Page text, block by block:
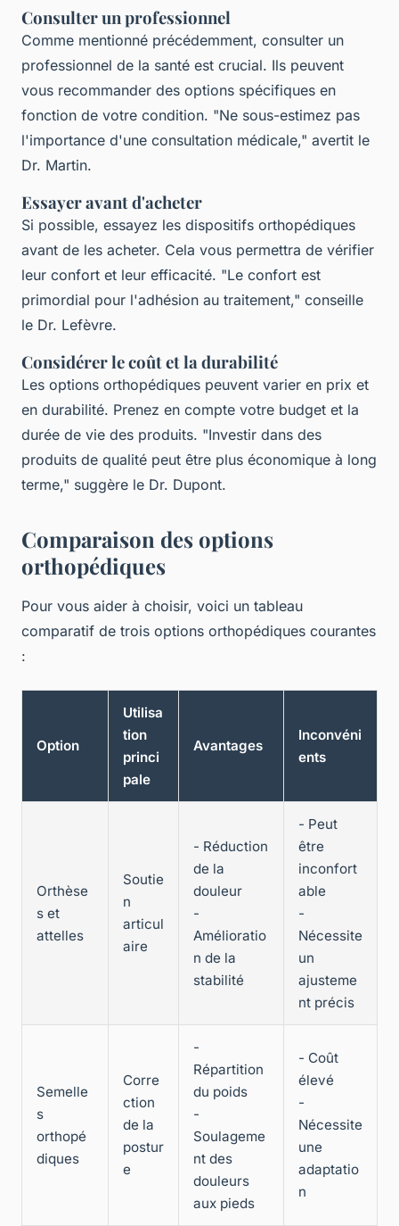
Consulter un professionnel
Comme mentionné précédemment, consulter un
professionnel de la santé est crucial. Ils peuvent
vous recommander des options spécifiques en
fonction de votre condition. "Ne sous-estimez pas
l'importance d'une consultation médicale," avertit le
Dr. Martin.
Essayer avant d'acheter
Si possible, essayez les dispositifs orthopédiques
avant de les acheter. Cela vous permettra de vérifier
leur confort et leur efficacité. "Le confort est
primordial pour l'adhésion au traitement," conseille
le Dr. Lefèvre.
Considérer le coût et la durabilité
Les options orthopédiques peuvent varier en prix et
en durabilité. Prenez en compte votre budget et la
durée de vie des produits. "Investir dans des
produits de qualité peut être plus économique à long
terme," suggère le Dr. Dupont.
Comparaison des options
orthopédiques
Pour vous aider à choisir, voici un tableau
comparatif de trois options orthopédiques courantes
:
Option
Utilisa
tion
princi
pale
Avantages
Inconvéni
ents
Orthèse
s et
attelles
Soutie
n
articul
aire
- Réduction
de la
douleur
-
Amélioratio
n de la
stabilité
- Peut
être
inconfort
able
-
Nécessite
un
ajusteme
nt précis
Semelle
s
orthopé
diques
Corre
ction
de la
postur
e
-
Répartition
du poids
-
Soulageme
nt des
douleurs
aux pieds
- Coût
élevé
-
Nécessite
une
adaptatio
n